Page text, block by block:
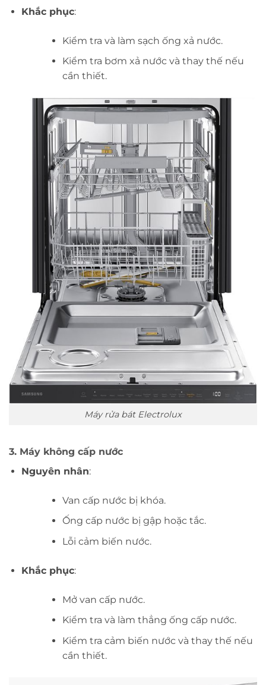
Khắc phục:
Kiểm tra và làm sạch ống xả nước.
Kiểm tra bơm xả nước và thay thế nếu
cần thiết.
Máy rửa bát Electrolux
3. Máy không cấp nước
Nguyên nhân:
Van cấp nước bị khóa.
Ống cấp nước bị gập hoặc tắc.
Lỗi cảm biến nước.
Khắc phục:
Mở van cấp nước.
Kiểm tra và làm thẳng ống cấp nước.
Kiểm tra cảm biến nước và thay thế nếu
cần thiết.